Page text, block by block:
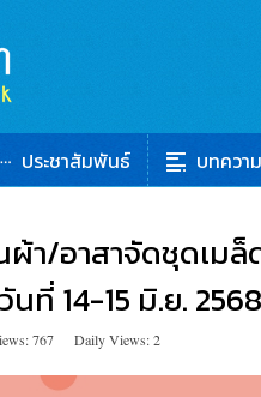
ประชาสัมพันธ์ บทความ
า/อาสาจัดชุดเมล็
ที่ 14-15 มิ.ย. 2568
767 Daily Views: 2